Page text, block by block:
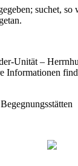
suchet,
Unität –
Informationen